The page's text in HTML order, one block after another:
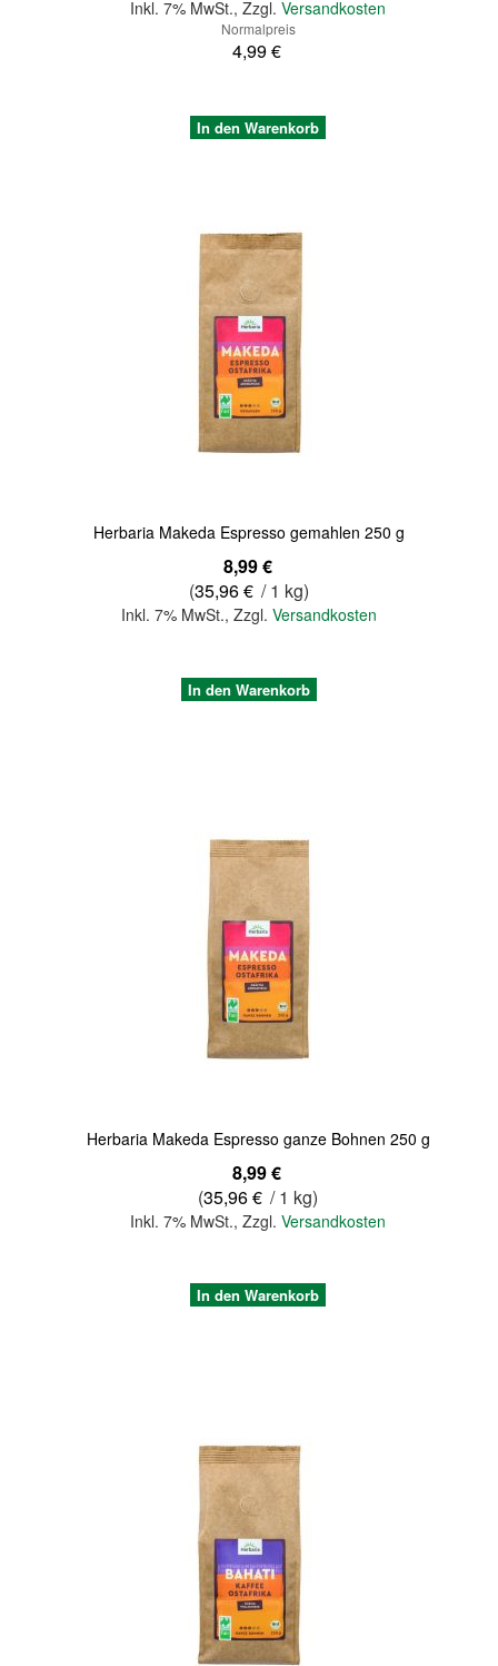
Inkl. 7% MwSt.,Zzgl.Versandkosten
Normalpreis
4,99 €
In den Warenkorb
Herbaria Makeda Espresso gemahlen 250 g
8,99 €
(35,96 € / 1 kg)
Inkl. 7% MwSt., Zzgl. Versandkosten
In den Warenkorb
Herbaria Makeda Espresso ganze Bohnen 250 g
8,99 €
(35,96 € / 1 kg)
Inkl. 7% MwSt.,Zzgl.Versandkosten
In den Warenkorb